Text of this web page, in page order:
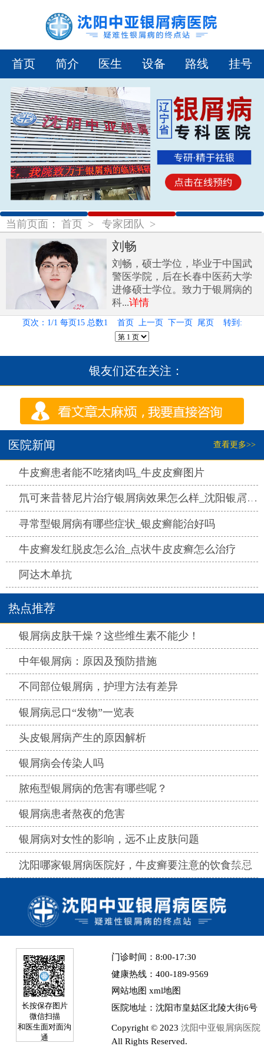
首页 简介 医生 设备 路线 挂号
1 2 3
当前页面： 首页 > 专家团队 >
刘畅
刘畅，硕士学位，毕业于中国武
警医学院，后在长春中医药大学
进修硕士学位。致力于银屑病的
科...详情
页次：1/1 每页15 总数1 首页 上一页 下一页 尾页 转到:
银友们还在关注：
医院新闻 查看更多>>
牛皮癣患者能不吃猪肉吗_牛皮皮癣图片
氘可来昔替尼片治疗银屑病效果怎么样_沈阳银屑病医院哪家好
热点
寻常型银屑病有哪些症状_银皮癣能治好吗
牛皮癣发红脱皮怎么治_点状牛皮皮癣怎么治疗热点
阿达木单抗
热点推荐
银屑病皮肤干燥？这些维生素不能少！
中年银屑病：原因及预防措施
不同部位银屑病，护理方法有差异
银屑病忌口“发物”一览表
头皮银屑病产生的原因解析
银屑病会传染人吗
脓疱型银屑病的危害有哪些呢？
银屑病患者熬夜的危害
银屑病对女性的影响，远不止皮肤问题
沈阳哪家银屑病医院好，牛皮癣要注意的饮食禁忌
热点
长按保存图片
微信扫描
和医生面对面沟
通
门诊时间：8:00-17:30
健康热线：400-189-9569
网站地图 xml地图
医院地址：沈阳市皇姑区北陵大街6号
Copyright © 2023沈阳中亚银屑病医院
All Rights Reserved.